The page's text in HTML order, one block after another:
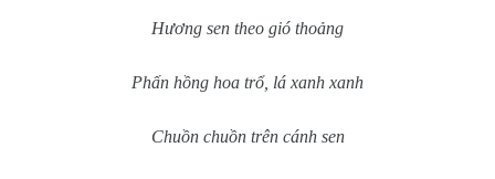
Hương sen theo gió thoảng
Phấn hồng hoa trổ, lá xanh xanh
Chuồn chuồn trên cánh sen